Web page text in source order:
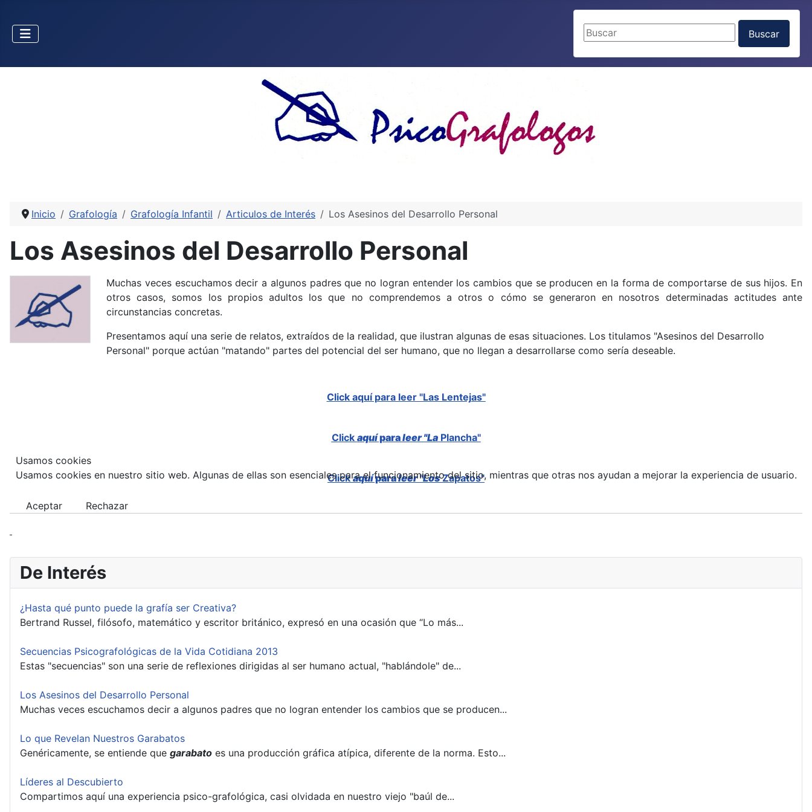
Buscar
Buscar
Inicio Grafología Grafología Infantil Articulos de Interés Los Asesinos del Desarrollo Personal
Los Asesinos del Desarrollo Personal
Muchas veces escuchamos decir a algunos padres que no logran entender los cambios que se producen en la forma de comportarse de sus hijos. En
otros casos, somos los propios adultos los que no comprendemos a otros o cómo se generaron en nosotros determinadas actitudes ante
circunstancias concretas.
Presentamos aquí una serie de relatos, extraídos de la realidad, que ilustran algunas de esas situaciones. Los titulamos "Asesinos del Desarrollo
Personal" porque actúan "matando" partes del potencial del ser humano, que no llegan a desarrollarse como sería deseable.
Click aquí para leer "Las Lentejas"
Click aquíparaleer "LaPlancha"
Clickaquíparaleer "LosZapatos"
De Interés
¿Hasta qué punto puede la grafía ser Creativa?
Bertrand Russel, filósofo, matemático y escritor británico, expresó en una ocasión que “Lo más...
Secuencias Psicografológicas de la Vida Cotidiana 2013
Estas "secuencias" son una serie de reflexiones dirigidas al ser humano actual, "hablándole" de...
Los Asesinos del Desarrollo Personal
Muchas veces escuchamos decir a algunos padres que no logran entender los cambios que se producen...
Lo que Revelan Nuestros Garabatos
Genéricamente, se entiende que garabato es una producción gráfica atípica, diferente de la norma. Esto...
Líderes al Descubierto
Compartimos aquí una experiencia psico-grafológica, casi olvidada en nuestro viejo "baúl de...
Usamos cookies
Usamos cookies en nuestro sitio web. Algunas de ellas son esenciales para el funcionamiento del sitio, mientras que otras nos ayudan a mejorar la experiencia de usuario.
Aceptar Rechazar